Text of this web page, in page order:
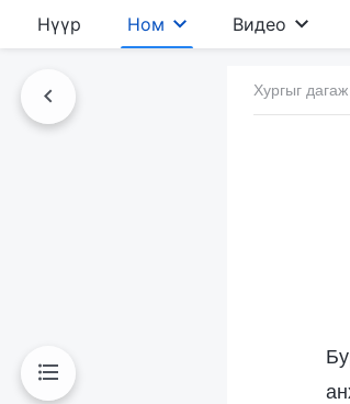
Нүүр Ном Видео
Хургыг